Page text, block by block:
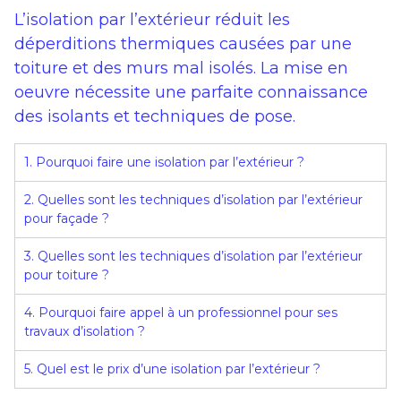
L’isolation par l’extérieur réduit les
déperditions thermiques causées par une
toiture et des murs mal isolés. La mise en
oeuvre nécessite une parfaite connaissance
des isolants et techniques de pose.
1. Pourquoi faire une isolation par l’extérieur ?
2. Quelles sont les techniques d’isolation par l’extérieur
pour façade ?
3. Quelles sont les techniques d’isolation par l’extérieur
pour toiture ?
4. Pourquoi faire appel à un professionnel pour ses
travaux d’isolation ?
5. Quel est le prix d’une isolation par l’extérieur ?